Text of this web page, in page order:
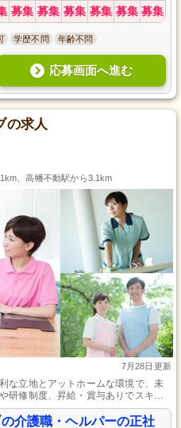
募集 募集 募集 募集 募集 募集
学歴不問 年齢不問
応募画面へ進む
の求人
、高幡不動駅から3.1km
7月28日更新
な立地とアットホームな環境で、未
研修制度、昇給・賞与ありでスキル
年間休日124日でメリハリある働き方
介護職・ヘルパーの正社